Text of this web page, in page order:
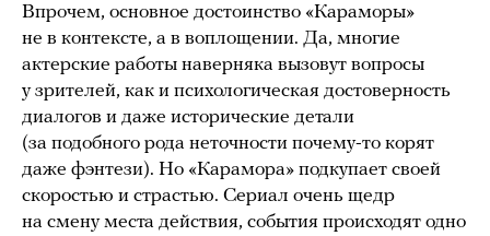
Впрочем, основное достоинство «Караморы»
не в контексте, а в воплощении. Да, многие
актерские работы наверняка вызовут вопросы
у зрителей, как и психологическая достоверность
диалогов и даже исторические детали
(за подобного рода неточности почему-то корят
даже фэнтези). Но «Карамора» подкупает своей
скоростью и страстью. Сериал очень щедр
на смену места действия, события происходят одно